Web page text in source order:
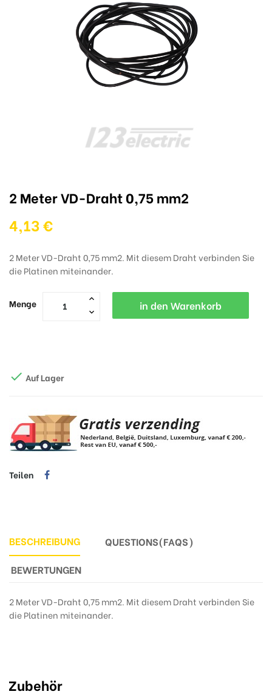
2 Meter VD-Draht 0,75 mm2
4,13 €
2 Meter VD-Draht 0,75 mm2. Mit diesem Draht verbinden Sie
die Platinen miteinander.
Menge in den Warenkorb
 Auf Lager
Teilen
BESCHREIBUNG
QUESTIONS(FAQS)
BEWERTUNGEN
2 Meter VD-Draht 0,75 mm2. Mit diesem Draht verbinden Sie
die Platinen miteinander.
Zubehör